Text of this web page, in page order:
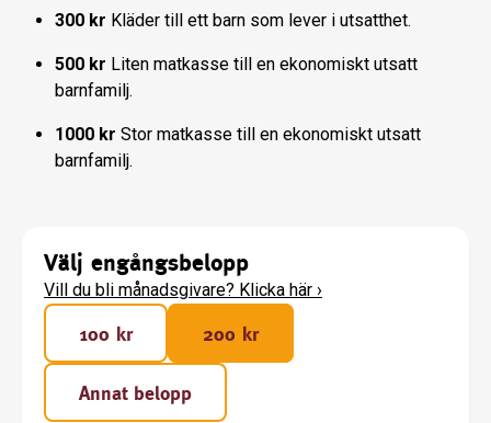
300 kr Kläder till ett barn som lever i utsatthet.
500 kr Liten matkasse till en ekonomiskt utsatt
barnfamilj.
1000 kr Stor matkasse till en ekonomiskt utsatt
barnfamilj.
Välj engångsbelopp
Vill du bli månadsgivare? Klicka här ›
100 kr 200 kr
Annat belopp